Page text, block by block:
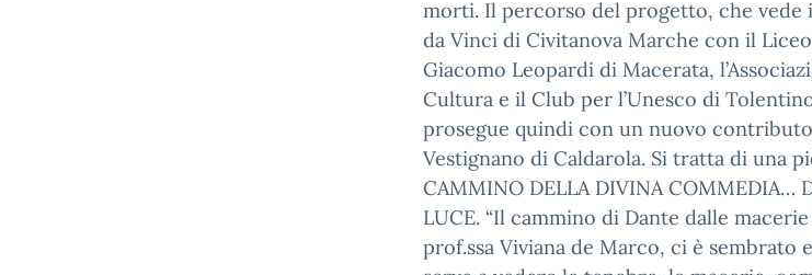
morti. Il percorso del progetto, che vede
da Vinci di Civitanova Marche con il
Giacomo Leopardi di Macerata,
Cultura e il Club per l’Unesco di
prosegue quindi con un nuovo
Vestignano di Caldarola. Si tratta di una
CAMMINO DELLA DIVINA COMMEDIA…
LUCE. “Il cammino di Dante dalle
prof.ssa Viviana de Marco, ci è sembrato